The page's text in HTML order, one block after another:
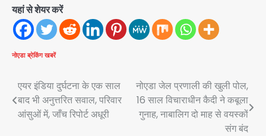
यहां से शेयर करें
नोएडा ब्रेकिंग खबरें
Post
navigation
एयर इंडिया दुर्घटना के एक साल
बाद भी अनुत्तरित सवाल, परिवार
आंसुओं में, जाँच रिपोर्ट अधूरी
नोएडा जेल प्रणाली की खुली पोल,
16 साल विचाराधीन कैदी ने कबूला
गुनाह, नाबालिग दो माह से वयस्कों
संग बंद